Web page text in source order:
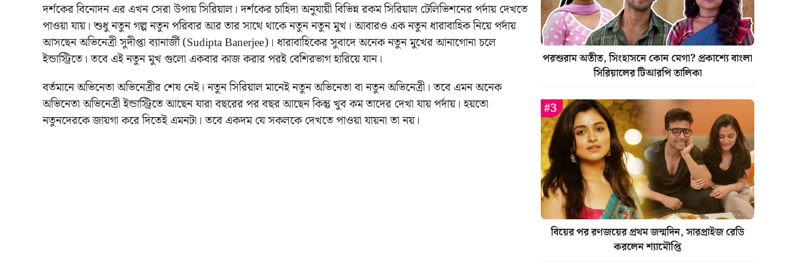
দর্শকের বিনোদন এর এখন সেরা উপায় সিরিয়াল। দর্শকের চাহিদা অনুযায়ী বিভিন্ন রকম সিরিয়াল টেলিভিশনের পর্দায় দেখতে
পাওয়া যায়। শুধু নতুন গল্প নতুন পরিবার আর তার সাথে থাকে নতুন নতুন মুখ। আবারও এক নতুন ধারাবাহিক নিয়ে পর্দায়
আসছেন অভিনেত্রী সুদীপ্তা ব্যানার্জী (Sudipta Banerjee)। ধারাবাহিকের সুবাদে অনেক নতুন মুখের আনাগোনা চলে
ইন্ডাস্ট্রিতে। তবে এই নতুন মুখ গুলো একবার কাজ করার পরই বেশিরভাগ হারিয়ে যান।
বর্তমানে অভিনেতা অভিনেত্রীর শেষ নেই। নতুন সিরিয়াল মানেই নতুন অভিনেতা বা নতুন অভিনেত্রী। তবে এমন অনেক
অভিনেতা অভিনেত্রী ইন্ডাস্ট্রিতে আছেন যারা বছরের পর বছর আছেন কিন্তু খুব কম তাদের দেখা যায় পর্দায়। হয়তো
নতুনদেরকে জায়গা করে দিতেই এমনটা। তবে একদম যে সকলকে দেখতে পাওয়া যায়না তা নয়।
পরশুরাম অতীত, সিংহাসনে কোন মেগা? প্রকাশ্যে বাংলা
সিরিয়ালের টিআরপি তালিকা
বিয়ের পর রণজয়ের প্রথম জন্মদিন, সারপ্রাইজ রেডি
করলেন শ্যামৌপ্তি